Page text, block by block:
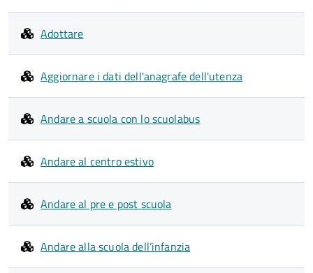
Adottare
Aggiornare i dati dell'anagrafe dell'utenza
Andare a scuola con lo scuolabus
Andare al centro estivo
Andare al pre e post scuola
Andare alla scuola dell’infanzia